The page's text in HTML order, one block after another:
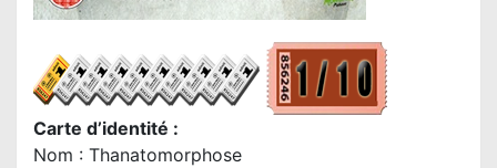
Carte d’identité :
Nom : Thanatomorphose